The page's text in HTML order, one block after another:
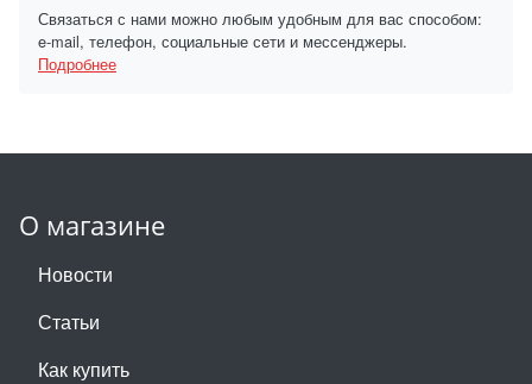
Связаться с нами можно любым удобным для вас способом:
e-mail, телефон, социальные сети и мессенджеры.
Подробнее
О магазине
Новости
Статьи
Как купить